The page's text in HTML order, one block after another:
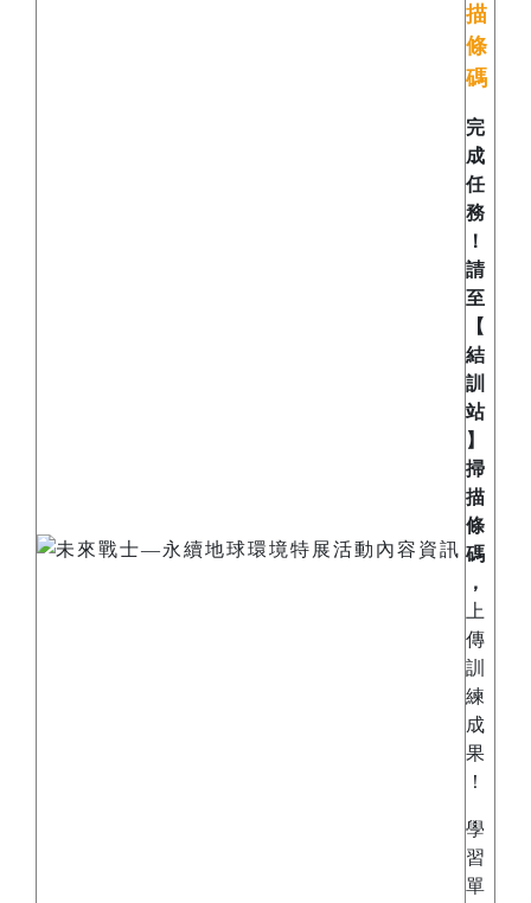
描
條
碼
完
成
任
務
！
請
至
【
結
訓
站
】
掃
描
條
碼
，
上
傳
訓
練
成
果
！
學
習
單